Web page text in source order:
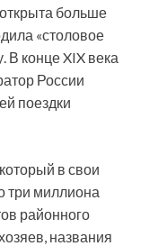
больше
«столовое
В конце XIX века
России
поездки
в свои
три миллиона
районного
названия